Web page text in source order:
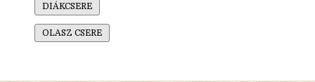
DIÁKCSERE
OLASZ CSERE